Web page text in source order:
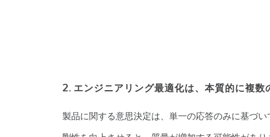
2. エンジニアリング最適化は、本質的に複数
製品に関する意思決定は、単一の応答のみに基づい